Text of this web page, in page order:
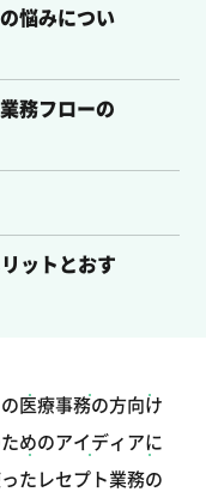
悩みについ
務フローの
ットとおす
医療事務の方向け
めのアイディアに
たレセプト業務の